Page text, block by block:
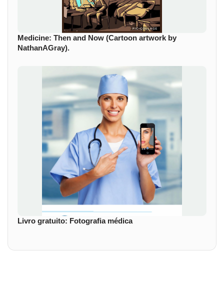
Medicine: Then and Now (Cartoon artwork by
NathanAGray).
Livro gratuito: Fotografia médica